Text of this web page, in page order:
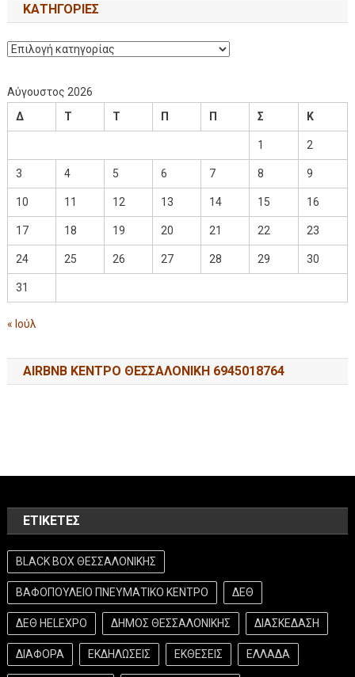
KΑΤΗΓΟΡΊΕΣ
Αύγουστος 2026
Δ
Τ Τ Π Π Σ Κ
1 2
3 4 5 6 7 8 9
10 11 12 13 14 15 16
17 18 19 20 21 22 23
24 25 26 27 28 29 30
31
« Ιούλ
AIRBNB ΚΕΝΤΡΟ ΘΕΣΣΑΛΟΝΙΚΗ 6945018764
ΕΤΙΚΈΤΕΣ
BLACK BOX ΘΕΣΣΑΛΟΝΙΚΗΣ
ΒΑΦΟΠΟΥΛΕΙΟ ΠΝΕΥΜΑΤΙΚΟ ΚΕΝΤΡΟ ΔΕΘ
ΔΕΘ HELEXPO ΔΗΜΟΣ ΘΕΣΣΑΛΟΝΙΚΗΣ ΔΙΑΣΚΕΔΑΣΗ
ΔΙΑΦΟΡΑ ΕΚΔΗΛΩΣΕΙΣ ΕΚΘΕΣΕΙΣ ΕΛΛΑΔΑ